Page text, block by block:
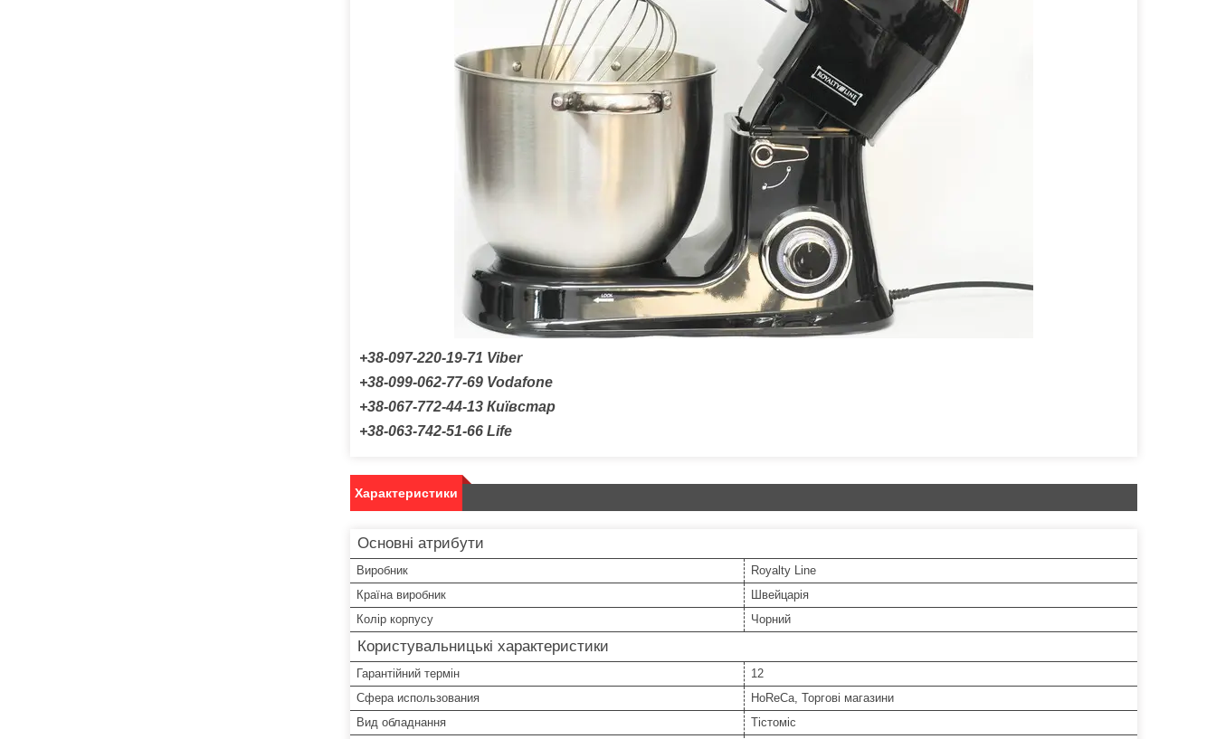
+38-097-220-19-71 Viber
+38-099-062-77-69 Vodafone
+38-067-772-44-13 Київстар
+38-063-742-51-66 Life
Характеристики
Основні атрибути
Виробник
Royalty Line
Країна виробник
Швейцарія
Колір корпусу
Чорний
Користувальницькі характеристики
Гарантійний термін
12
Сфера использования
HoReCa, Торгові магазини
Вид обладнання
Тістоміс